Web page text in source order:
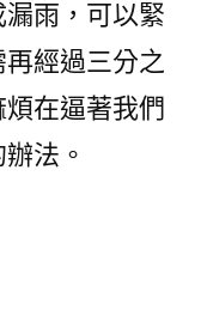
雨，可以緊
經過三分之
在逼著我們
法。